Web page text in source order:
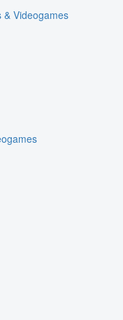
& Videogames